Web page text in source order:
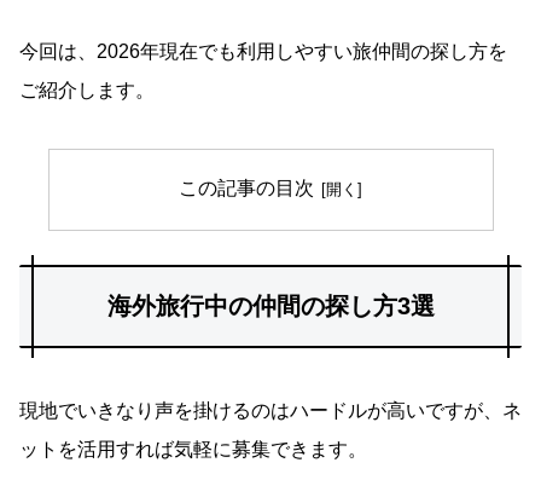
今回は、2026年現在でも利用しやすい旅仲間の探し方を
ご紹介します。
この記事の目次
海外旅行中の仲間の探し方3選
現地でいきなり声を掛けるのはハードルが高いですが、ネ
ットを活用すれば気軽に募集できます。